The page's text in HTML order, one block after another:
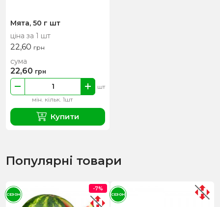
Мята, 50 г шт
ціна за 1 шт
22,60 грн
мін. кільк. 1шт
шт
сума
22,60 грн
Купити
Популярні товари
-7%
СЕЗОН СЕЗОН